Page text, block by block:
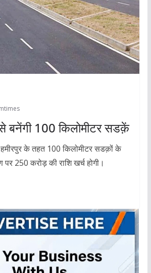
बनेंगी 100 किलोमीटर सडक़ें
हमीरपुर के तहत 100 किलोमीटर सडक़ों के
पर 250 करोड़ की राशि खर्च होगी।